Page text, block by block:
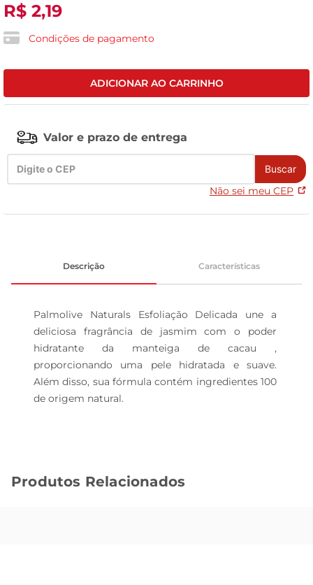
R$ 2,19
Condições de pagamento
ADICIONAR AO CARRINHO
Valor e prazo de entrega
Buscar
Não sei meu CEP
Descrição Características
Palmolive Naturals Esfoliação Delicada une a
deliciosa fragrância de jasmim com o poder
hidratante da manteiga de cacau ,
proporcionando uma pele hidratada e suave.
Além disso, sua fórmula contém ingredientes 100
de origem natural.
Produtos Relacionados
leite pó
celular